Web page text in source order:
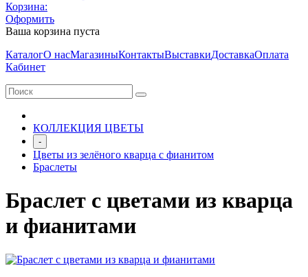
Корзина:
Оформить
Ваша корзина пуста
КаталогО насМагазиныКонтактыВыставкиДоставкаОплата
Кабинет
КОЛЛЕКЦИЯ ЦВЕТЫ
-
Цветы из зелёного кварца с фианитом
Браслеты
Браслет с цветами из кварца
и фианитами